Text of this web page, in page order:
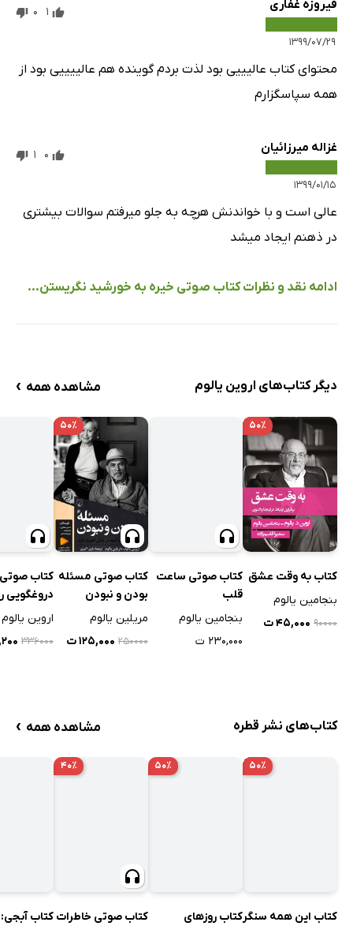
فیروزه غفاری
۱۳۹۹/۰۷/۲۹
1
0
محتوای کتاب عالیییی بود لذت بردم گوینده هم عالییییی بود از
همه سپاسگزارم
غزاله میرزائیان
۱۳۹۹/۰۱/۱۵
0
1
عالی است و با خواندنش هرچه به جلو میرفتم سوالات بیشتری
در ذهنم ایجاد میشد
ادامه نقد و نظرات کتاب صوتی خیره به خورشید نگریستن...
دیگر کتاب‌های اروین یالوم مشاهده همه ›
۵۰٪
کتاب به وقت عشق
بنجامین یالوم
۹۰۰۰۰ ۴۵,۰۰۰ ت
کتاب صوتی ساعت
قلب
بنجامین یالوم
۲۳۰,۰۰۰ ت
۵۰٪
کتاب صوتی مسئله
بودن و نبودن
مریلین یالوم
۲۵۰۰۰۰ ۱۲۵,۰۰۰ ت
کتاب صوتی
دروغگویی
اروین یالوم
۳۳۶۰۰۰
کتاب‌های نشر قطره مشاهده همه ›
۵۰٪
کتاب این همه سنگر
۵۰٪
کتاب روزهای
۴۰٪
کتاب صوتی خاطرات کتاب